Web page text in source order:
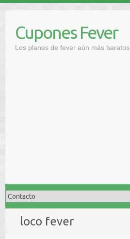
contenidoCupones Fever
Los planes de fever aún más baratos
loco fever